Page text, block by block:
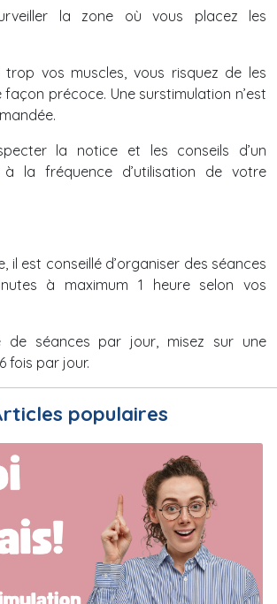
la zone où vous placez les
trop vos muscles, vous risquez de les
précoce. Une surstimulation n’est
la notice et les conseils d’un
la fréquence d’utilisation de votre
il est conseillé d’organiser des séances
à maximum 1 heure selon vos
de séances par jour, misez sur une
fois par jour.
populaires